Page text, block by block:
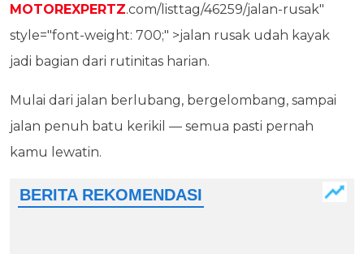
MOTOREXPERTZ.com/listtag/46259/jalan-rusak"
style="font-weight: 700;" >jalan rusak udah kayak
jadi bagian dari rutinitas harian.
Mulai dari jalan berlubang, bergelombang, sampai
jalan penuh batu kerikil — semua pasti pernah
kamu lewatin.